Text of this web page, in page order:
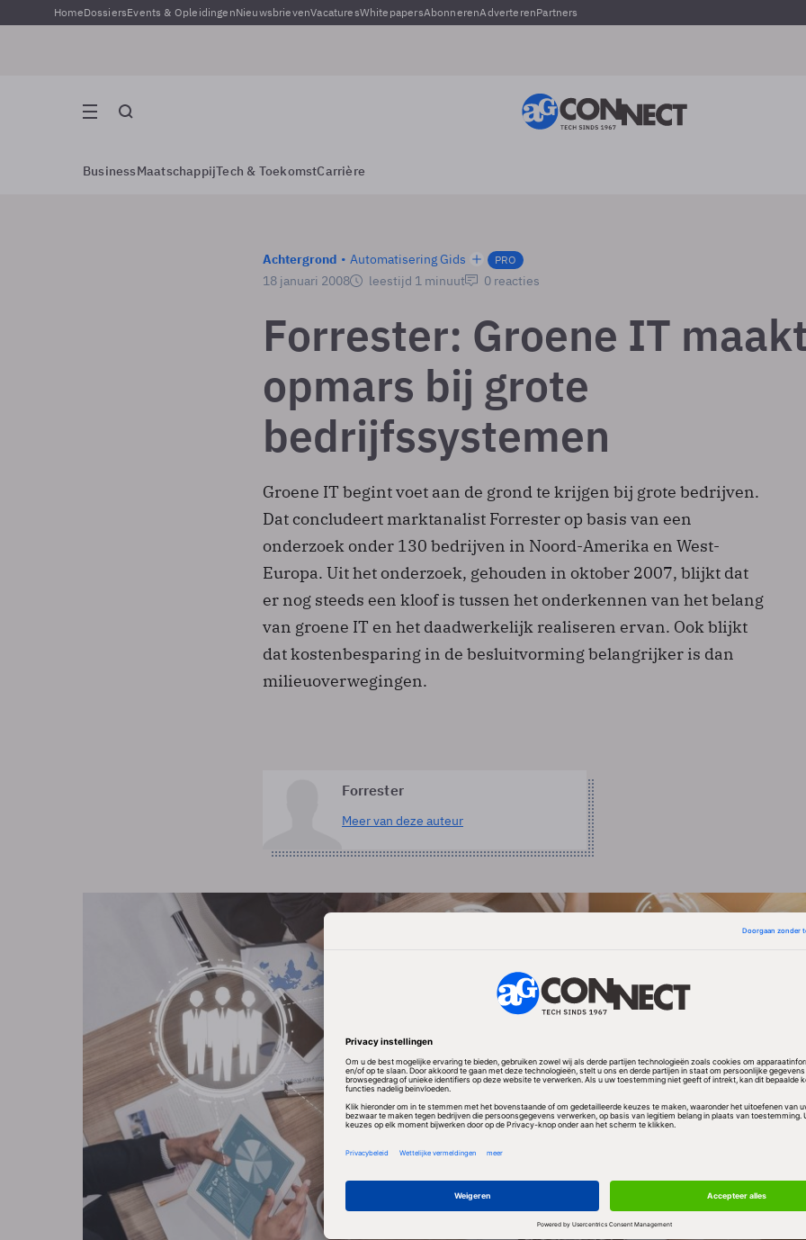
HomeDossiersEvents & OpleidingenNieuwsbrievenVacaturesWhitepapersAbonnerenAdverterenPartners
BusinessMaatschappijTech & ToekomstCarrière
Achtergrond Automatisering Gids PRO
18 januari 2008 leestijd 1 minuut 0 reacties
Forrester: Groene IT
opmars bij grote
bedrijfssystemen
Groene IT begint voet aan de grond te krijgen bij grote bedrijven.
Dat concludeert marktanalist Forrester op basis van een
onderzoek onder 130 bedrijven in Noord-Amerika en West-
Europa. Uit het onderzoek, gehouden in oktober 2007, blijkt dat
er nog steeds een kloof is tussen het onderkennen van het belang
van groene IT en het daadwerkelijk realiseren ervan. Ook blijkt
dat kostenbesparing in de besluitvorming belangrijker is dan
milieuoverwegingen.
Forrester
Meer van deze auteur